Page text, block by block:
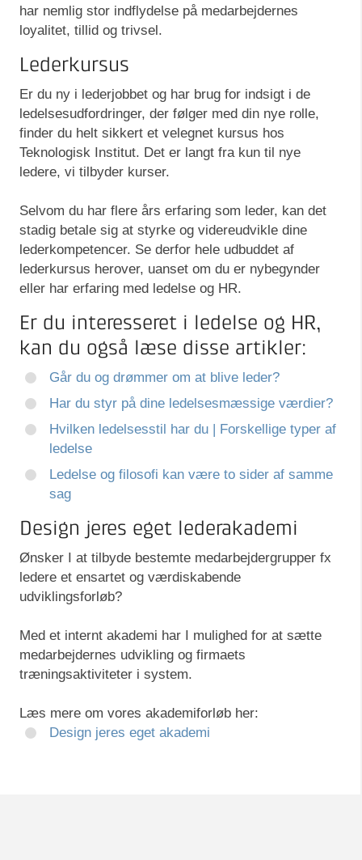
har nemlig stor indflydelse på medarbejdernes
loyalitet, tillid og trivsel.
Lederkursus
Er du ny i lederjobbet og har brug for indsigt i de
ledelsesudfordringer, der følger med din nye rolle,
finder du helt sikkert et velegnet kursus hos
Teknologisk Institut. Det er langt fra kun til nye
ledere, vi tilbyder kurser.
Selvom du har flere års erfaring som leder, kan det
stadig betale sig at styrke og videreudvikle dine
lederkompetencer. Se derfor hele udbuddet af
lederkursus herover, uanset om du er nybegynder
eller har erfaring med ledelse og HR.
Er du interesseret i ledelse og HR,
kan du også læse disse artikler:
Går du og drømmer om at blive leder?
Har du styr på dine ledelsesmæssige værdier?
Hvilken ledelsesstil har du | Forskellige typer af
ledelse
Ledelse og filosofi kan være to sider af samme
sag
Design jeres eget lederakademi
Ønsker I at tilbyde bestemte medarbejdergrupper fx
ledere et ensartet og værdiskabende
udviklingsforløb?
Med et internt akademi har I mulighed for at sætte
medarbejdernes udvikling og firmaets
træningsaktiviteter i system.
Læs mere om vores akademiforløb her:
Design jeres eget akademi